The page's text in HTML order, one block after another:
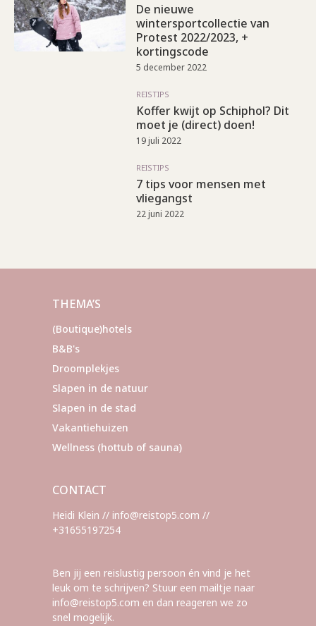
De nieuwe
wintersportcollectie van
Protest 2022/2023, +
kortingscode
5 december 2022
REISTIPS
Koffer kwijt op Schiphol? Dit
moet je (direct) doen!
19 juli 2022
REISTIPS
7 tips voor mensen met
vliegangst
22 juni 2022
THEMA’S
(Boutique)hotels
B&B's
Droomplekjes
Slapen in de natuur
Slapen in de stad
Vakantiehuizen
Wellness (hottub of sauna)
CONTACT
Heidi Klein // info@reistop5.com //
+31655197254
Ben jij een reislustig persoon én vind je het
leuk om te schrijven? Stuur een mailtje naar
info@reistop5.com en dan reageren we zo
snel mogelijk.